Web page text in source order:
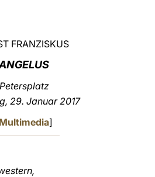
FRANZISKUS
Petersplatz
29. Januar 2017
Multimedia]